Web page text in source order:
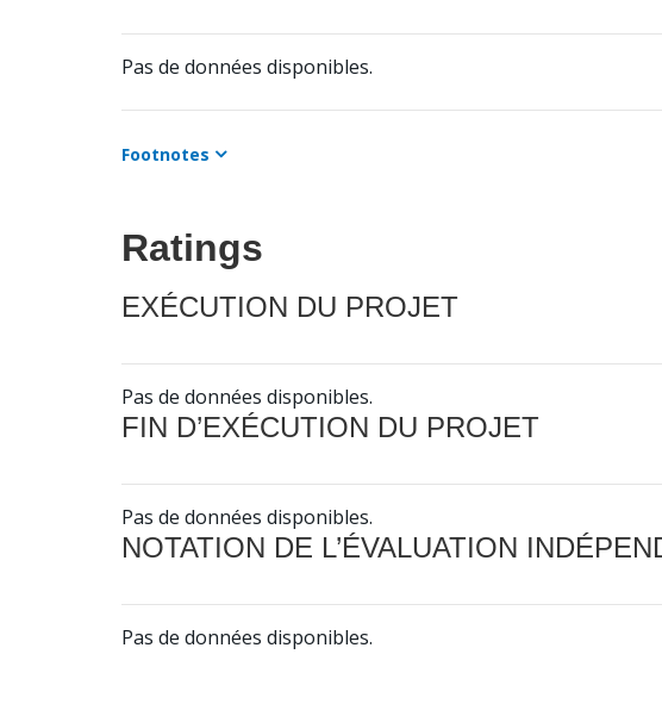
Pas de données disponibles.
Footnotes
Ratings
EXÉCUTION DU PROJET
Pas de données disponibles.
FIN D’EXÉCUTION DU PROJET
Pas de données disponibles.
NOTATION DE L’ÉVALUATION
Pas de données disponibles.